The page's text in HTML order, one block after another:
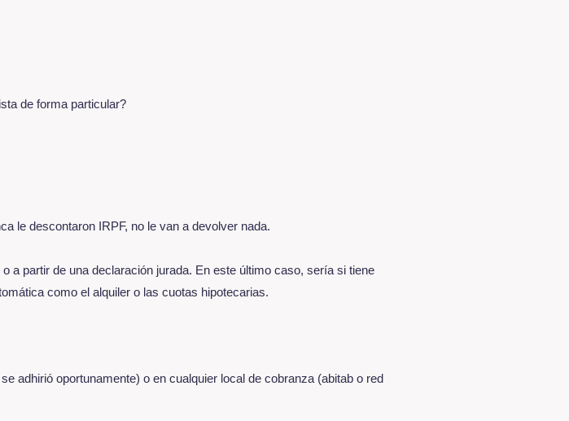
de forma particular?
le descontaron IRPF, no le van a devolver nada.
a partir de una declaración jurada. En este último caso, sería si tiene
como el alquiler o las cuotas hipotecarias.
adhirió oportunamente) o en cualquier local de cobranza (abitab o red